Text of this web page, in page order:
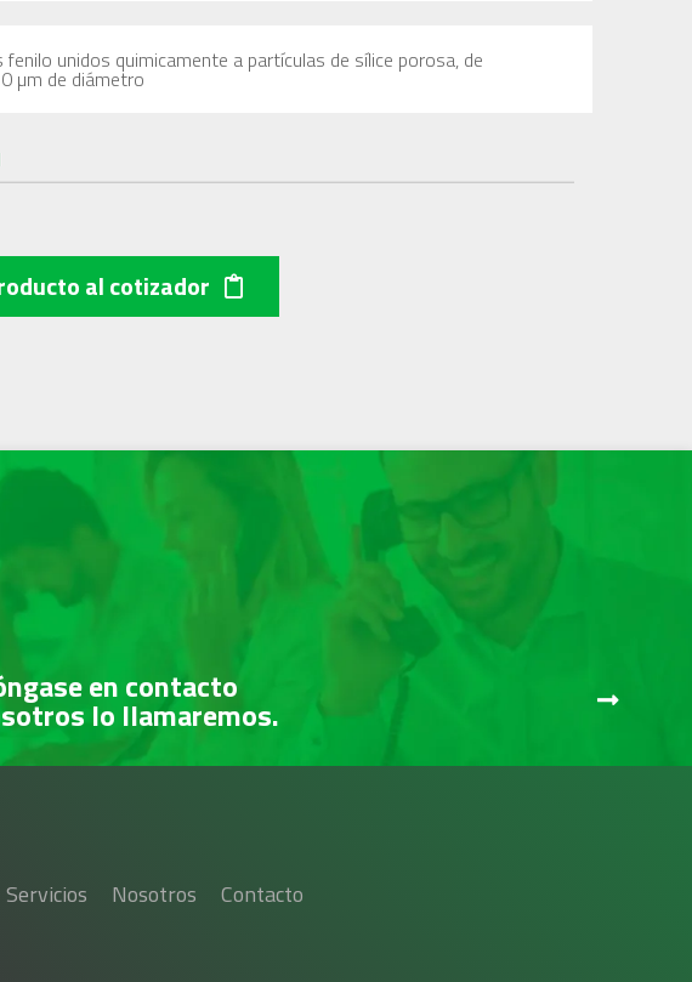
fenilo unidos quimicamente a partículas de sílice porosa, de
µm de diámetro
al cotizador
en contacto
lo llamaremos.
Servicios Nosotros Contacto